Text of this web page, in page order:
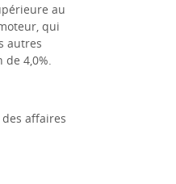
au
qui
autres
4,0%.
affaires